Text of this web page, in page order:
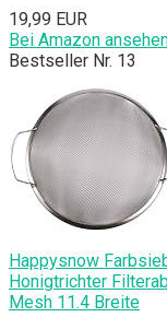
19,99 EUR
Bei Amazon
Bestseller Nr. 13
Happysnow
Honigtrichter
Mesh 11.4 Breite